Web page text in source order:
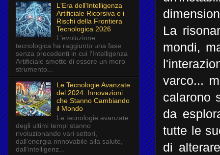
La
mondi,
varco...
calarono
da
tutte le
di
L'Era dell'Intelligenza
Artificiale Ricorsiva e i
Rischi della Frontiera
Tecnologica 2026
L'evoluzione
tecnologica ha raggiunto una fase
senza precedenti in cui l'Intelligenza
Artificiale smette di essere un mero
strumento...
Le Tecnologie Avanzate
del 2024: Innovazioni
che Stanno Cambiando
il Mondo
Le tecnologie avanzate
degli ultimi tempi stanno
rivoluzionando vari settori,
dall'energia rinnovabile alla salute,
dall'intelligenz...